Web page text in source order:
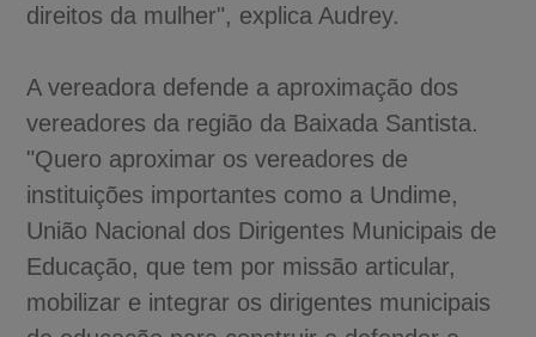
direitos da mulher", explica Audrey.
A vereadora defende a aproximação dos
vereadores da região da Baixada Santista.
"Quero aproximar os vereadores de
instituições importantes como a Undime,
União Nacional dos Dirigentes Municipais de
Educação, que tem por missão articular,
mobilizar e integrar os dirigentes municipais